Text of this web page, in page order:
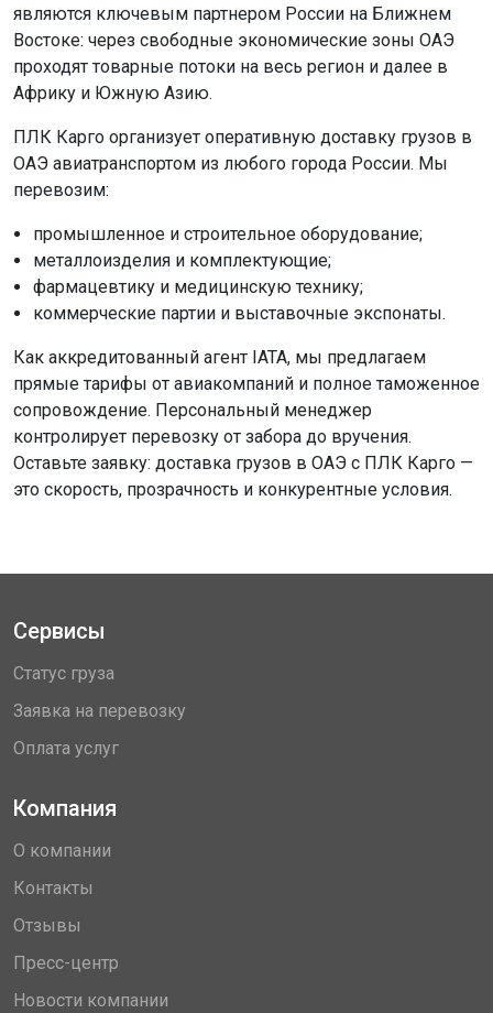
являются ключевым партнером России на Ближнем
Востоке: через свободные экономические зоны ОАЭ
проходят товарные потоки на весь регион и далее в
Африку и Южную Азию.
ПЛК Карго организует оперативную доставку грузов в
ОАЭ авиатранспортом из любого города России. Мы
перевозим:
промышленное и строительное оборудование;
металлоизделия и комплектующие;
фармацевтику и медицинскую технику;
коммерческие партии и выставочные экспонаты.
Как аккредитованный агент IATA, мы предлагаем
прямые тарифы от авиакомпаний и полное таможенное
сопровождение. Персональный менеджер
контролирует перевозку от забора до вручения.
Оставьте заявку: доставка грузов в ОАЭ с ПЛК Карго —
это скорость, прозрачность и конкурентные условия.
Сервисы
Статус груза
Заявка на перевозку
Оплата услуг
Компания
О компании
Контакты
Отзывы
Пресс-центр
Новости компании